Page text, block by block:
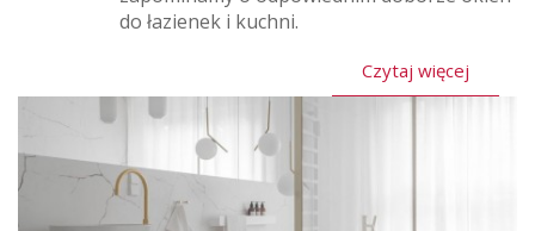
do łazienek i kuchni.
Czytaj więcej